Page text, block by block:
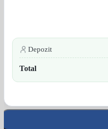
Depozit
Total